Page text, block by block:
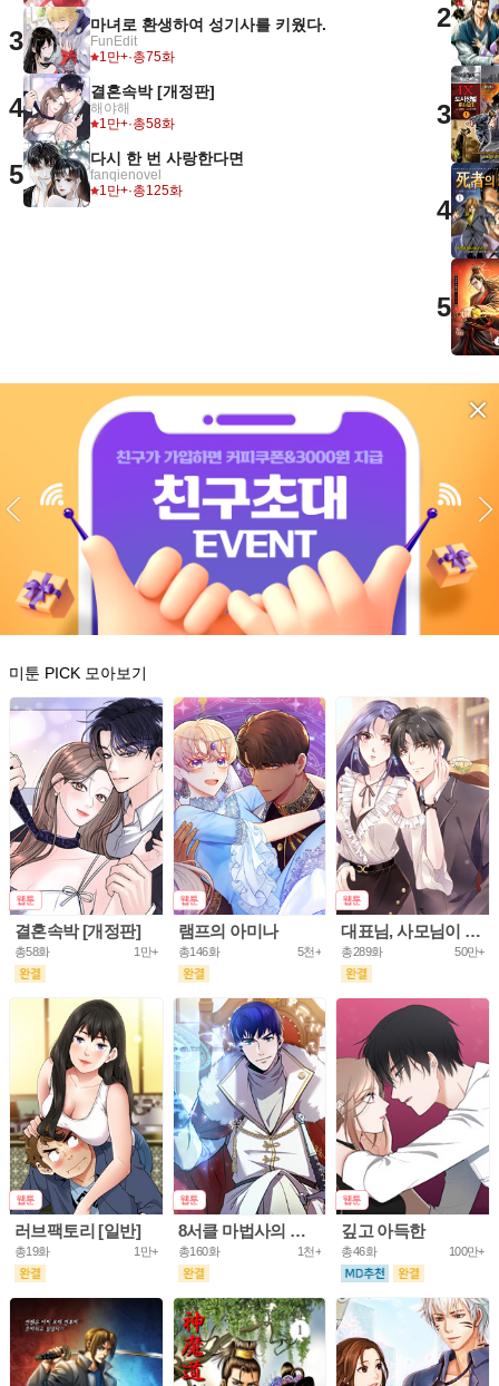
3
마녀로 환생하여 성기사를 키웠다.
FunEdit
1만+·총75화
4
결혼속박 [개정판]
해야해
1만+·총58화
5
다시 한 번 사랑한다면
fanqienovel
1만+·총125화
2
3
4
5
미툰 PICK 모아보기
결혼속박 [개정판]
총58화 1만+
램프의 아미나
총146화 5천+
대표님, 사모님이 도망가요
총289화 50만+
러브팩토리 [일반]
총19화 1만+
8서클 마법사의 환생
총160화 1천+
깊고 아득한
총46화 100만+